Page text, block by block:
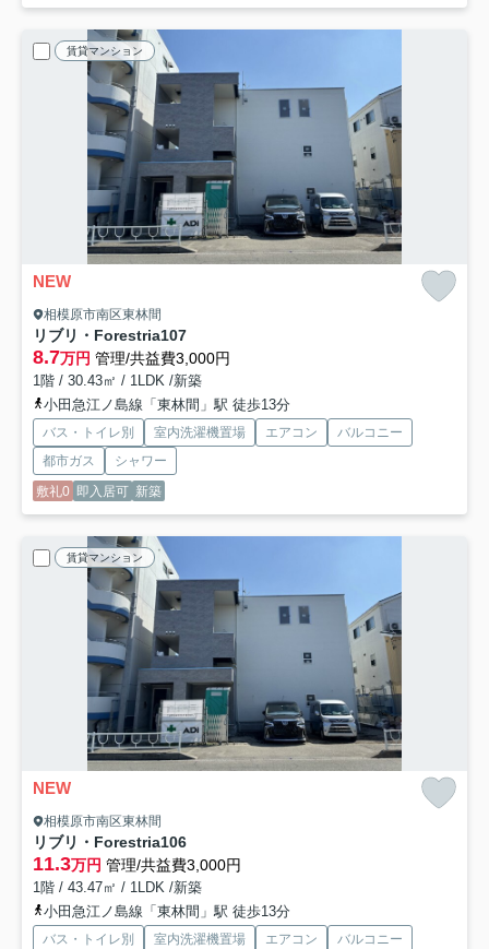
賃貸マンション
NEW
相模原市南区東林間
リブリ・Forestria107
8.7万円 管理/共益費3,000円
1階 / 30.43㎡ / 1LDK /新築
小田急江ノ島線「東林間」駅 徒歩13分
バス・トイレ別 室内洗濯機置場 エアコン
バルコニー
都市ガス
シャワー
敷礼0 即入居可 新築
賃貸マンション
NEW
相模原市南区東林間
リブリ・Forestria106
11.3万円 管理/共益費3,000円
1階 / 43.47㎡ / 1LDK /新築
小田急江ノ島線「東林間」駅 徒歩13分
バス・トイレ別 室内洗濯機置場 エアコン
バルコニー